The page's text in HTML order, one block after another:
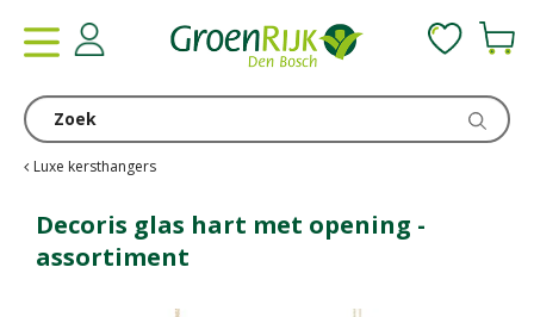
Luxe kersthangers
Decoris glas hart met opening -
assortiment